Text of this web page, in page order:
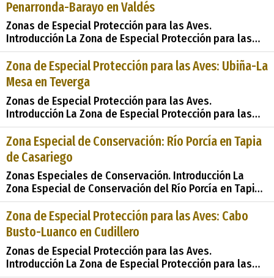
valor. Ubicada en los municipios de Cangas del Narcea
e Ibias, esta &#2
Penarronda-Barayo en Valdés
Zonas de Especial Protección para las Aves.
Introducción La Zona de Especial Protección para las
Aves: Penarronda-Barayo en Valdés, designada como
ZEPA en el año 2003, constituye un área de gran
importancia natural en la región occidental de Asturias,
España. En esta reseña, exploraremos en detalle este
Zona de Especial Protección para las Aves: Ubiña-La
Mesa en Teverga
Zonas de Especial Protección para las Aves.
Introducción La Zona de Especial Protección para las
Aves (ZEPA) de Ubiña-La Mesa en Teverga fue
declarada en el año 2003, abarcando una extensión de
39,352 hectáreas distribuidas entre varios municipios
de Asturias, entre ellos Belmonte de Miranda, Grado,
Lena, Proaza,
Zona Especial de Conservación: Río Porcía en Tapia
de Casariego
Zonas Especiales de Conservación. Introducción La
Zona Especial de Conservación del Río Porcía en Tapia
de Casariego, situada en los municipios de El Franco y
Tapia de Casariego, en el Principado de Asturias, es un
área de gran importancia ecológica y cultural. En este
análisis, exploraremos los de
Zona de Especial Protección para las Aves: Cabo
Busto-Luanco en Cudillero
Zonas de Especial Protección para las Aves.
Introducción La Zona de Especial Protección para las